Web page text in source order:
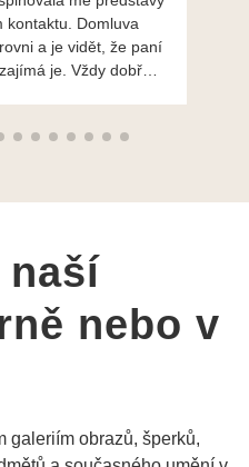
Domluva
a je vidět, že paní
je. Vždy dobře a
- na požádání
naší
nebo v
galeriím obrazů, šperků,